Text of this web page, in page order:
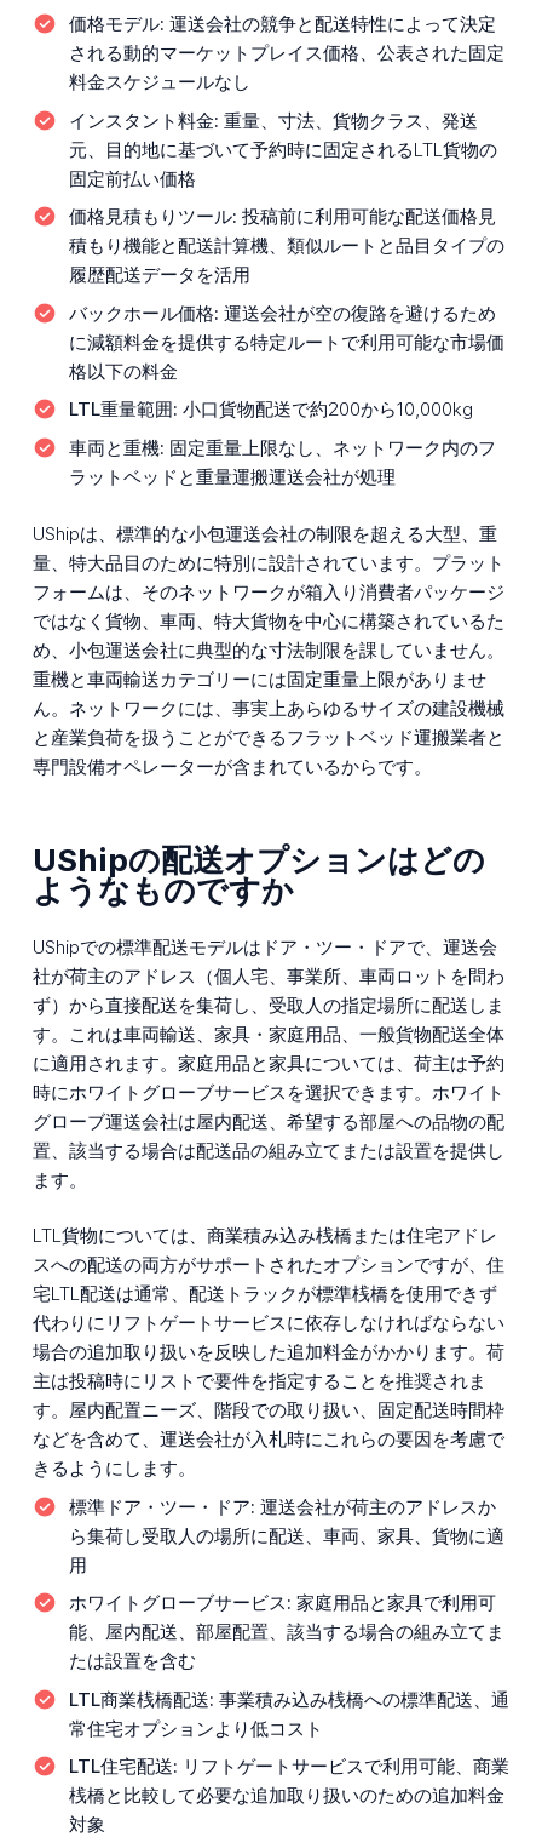
価格モデル: 運送会社の競争と配送特性によって決定
される動的マーケットプレイス価格、公表された固定
料金スケジュールなし
インスタント料金: 重量、寸法、貨物クラス、発送
元、目的地に基づいて予約時に固定されるLTL貨物の
固定前払い価格
価格見積もりツール: 投稿前に利用可能な配送価格見
積もり機能と配送計算機、類似ルートと品目タイプの
履歴配送データを活用
バックホール価格: 運送会社が空の復路を避けるため
に減額料金を提供する特定ルートで利用可能な市場価
格以下の料金
LTL重量範囲: 小口貨物配送で約200から10,000kg
車両と重機: 固定重量上限なし、ネットワーク内のフ
ラットベッドと重量運搬運送会社が処理
UShipは、標準的な小包運送会社の制限を超える大型、重
量、特大品目のために特別に設計されています。プラット
フォームは、そのネットワークが箱入り消費者パッケージ
ではなく貨物、車両、特大貨物を中心に構築されているた
め、小包運送会社に典型的な寸法制限を課していません。
重機と車両輸送カテゴリーには固定重量上限がありませ
ん。ネットワークには、事実上あらゆるサイズの建設機械
と産業負荷を扱うことができるフラットベッド運搬業者と
専門設備オペレーターが含まれているからです。
UShipの配送オプションはどの
ようなものですか
UShipでの標準配送モデルはドア・ツー・ドアで、運送会
社が荷主のアドレス（個人宅、事業所、車両ロットを問わ
ず）から直接配送を集荷し、受取人の指定場所に配送しま
す。これは車両輸送、家具・家庭用品、一般貨物配送全体
に適用されます。家庭用品と家具については、荷主は予約
時にホワイトグローブサービスを選択できます。ホワイト
グローブ運送会社は屋内配送、希望する部屋への品物の配
置、該当する場合は配送品の組み立てまたは設置を提供し
ます。
LTL貨物については、商業積み込み桟橋または住宅アドレ
スへの配送の両方がサポートされたオプションですが、住
宅LTL配送は通常、配送トラックが標準桟橋を使用できず
代わりにリフトゲートサービスに依存しなければならない
場合の追加取り扱いを反映した追加料金がかかります。荷
主は投稿時にリストで要件を指定することを推奨されま
す。屋内配置ニーズ、階段での取り扱い、固定配送時間枠
などを含めて、運送会社が入札時にこれらの要因を考慮で
きるようにします。
標準ドア・ツー・ドア: 運送会社が荷主のアドレスか
ら集荷し受取人の場所に配送、車両、家具、貨物に適
用
ホワイトグローブサービス: 家庭用品と家具で利用可
能、屋内配送、部屋配置、該当する場合の組み立てま
たは設置を含む
LTL商業桟橋配送: 事業積み込み桟橋への標準配送、通
常住宅オプションより低コスト
LTL住宅配送: リフトゲートサービスで利用可能、商業
桟橋と比較して必要な追加取り扱いのための追加料金
対象